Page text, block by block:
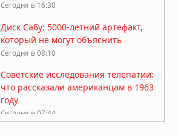
Сегодня в 16:30
Диск Сабу: 5000-летний артефакт,
который не могут объяснить
Сегодня в 08:10
Советские исследования телепатии:
что рассказали американцам в 1963
году
Сегодня в 07:44